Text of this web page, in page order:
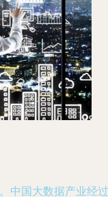
中国大数据产业经过